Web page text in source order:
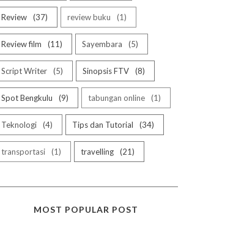
Review 37 review buku 1
Review film 11 Sayembara 5
Script Writer 5 Sinopsis FTV 8
Spot Bengkulu 9 tabungan online 1
Teknologi 4 Tips dan Tutorial 34
transportasi 1 travelling 21
MOST POPULAR POST